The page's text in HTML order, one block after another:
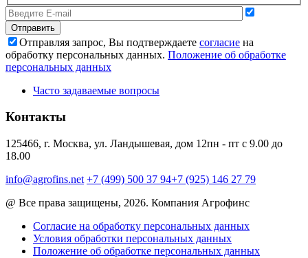
Отправляя запрос, Вы подтверждаете согласие на
обработку персональных данных. Положение об обработке
персональных данных
Часто задаваемые вопросы
Контакты
125466, г. Москва, ул. Ландышевая, дом 12пн - пт с 9.00 до
18.00
info@agrofins.net +7 (499) 500 37 94+7 (925) 146 27 79
@ Все права защищены, 2026. Компания Агрофинс
Согласие на обработку персональных данных
Условия обработки персональных данных
Положение об обработке персональных данных